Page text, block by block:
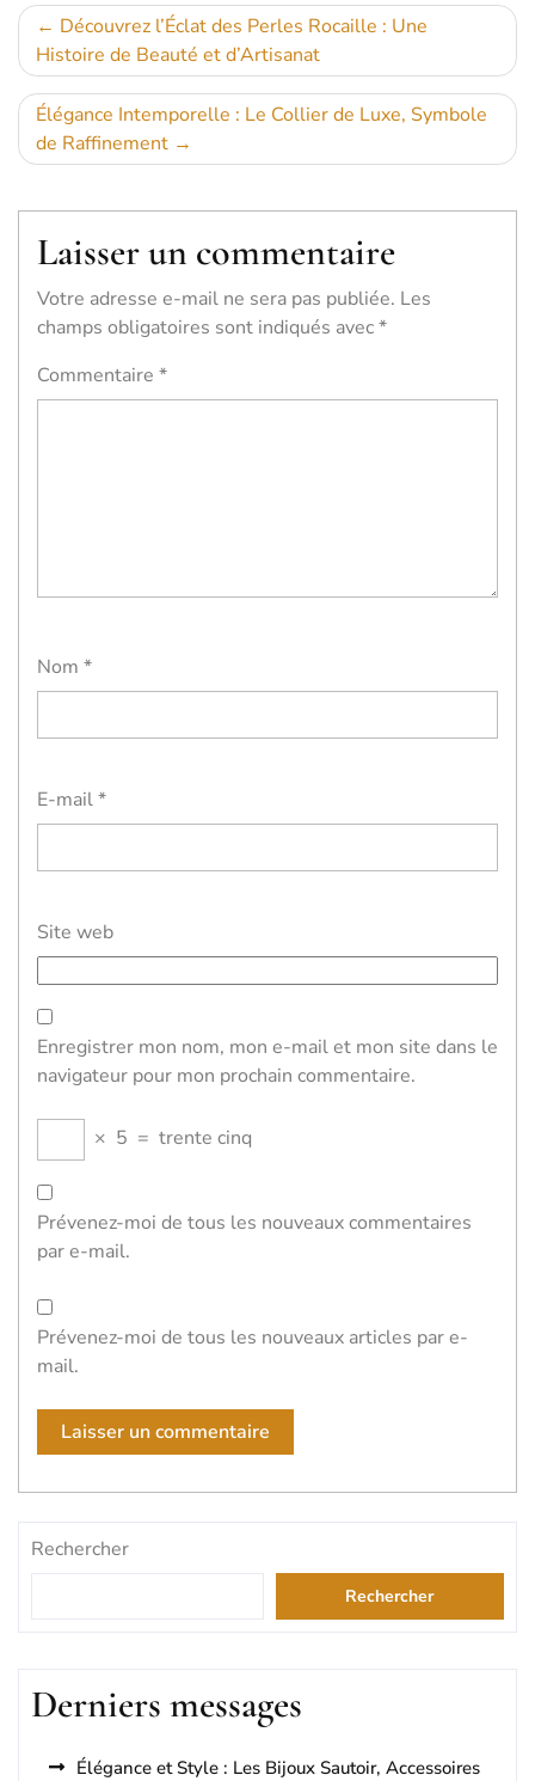
Navigation
de
l’article
Découvrez l’Éclat des Perles Rocaille : Une
Histoire de Beauté et d’Artisanat
Élégance Intemporelle : Le Collier de Luxe, Symbole
de Raffinement
Laisser un commentaire
Votre adresse e-mail ne sera pas publiée. Les
champs obligatoires sont indiqués avec*
Commentaire *
Nom *
E-mail*
Site web
Enregistrer mon nom, mon e-mail et mon site dans le
navigateur pour mon prochain commentaire.
× 5 = trente cinq
Prévenez-moi de tous les nouveaux commentaires
par e-mail.
Prévenez-moi de tous les nouveaux articles par e-
mail.
Rechercher
Rechercher
Derniers messages
Élégance et Style : Les Bijoux Sautoir, Accessoires